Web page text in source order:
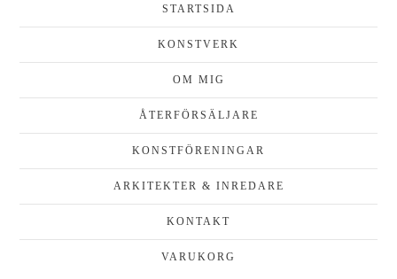
STARTSIDA
KONSTVERK
OM MIG
ÅTERFÖRSÄLJARE
KONSTFÖRENINGAR
ARKITEKTER & INREDARE
KONTAKT
VARUKORG